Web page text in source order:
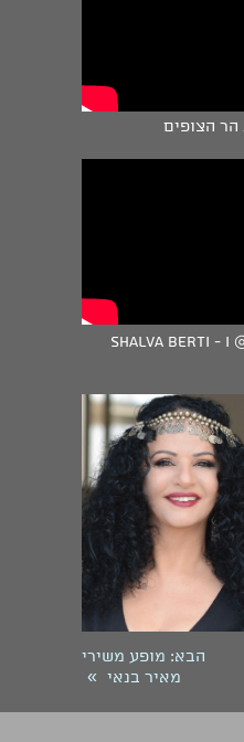
הצופים
שלווה ברטי - אני ישנה ◎ Shalva Berti - I
הבא: מופע משירי
מאיר בנאי »